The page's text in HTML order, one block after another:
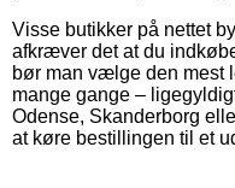
Visse butikker på nettet
afkræver det at du
bør man vælge den mest
mange gange –
Odense, Skanderborg
at køre bestillingen til et